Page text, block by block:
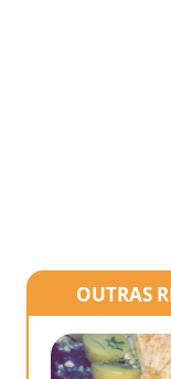
OUTRAS